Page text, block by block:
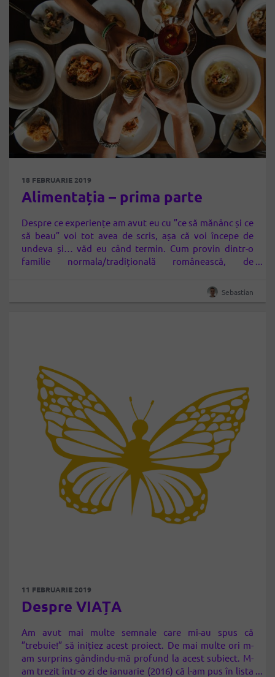
18 FEBRUARIE 2019
Alimentația – prima parte
Despre ce experiențe am avut eu cu ”ce să mănânc și ce
să beau” voi tot avea de scris, așa că voi începe de
undeva și… văd eu când termin. Cum provin dintr-o
familie normala/tradițională românească, de
Sebastian
11 FEBRUARIE 2019
Despre VIAȚA
Am avut mai multe semnale care mi-au spus că
”trebuie!” să inițiez acest proiect. De mai multe ori m-
am surprins gândindu-mă profund la acest subiect. M-
am trezit într-o zi de ianuarie (2016) că l-am pus în lista